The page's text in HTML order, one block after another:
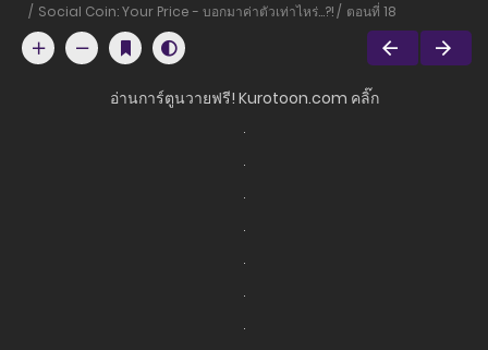
Social Coin: Your Price - บอกมาค่าตัวเท่าไหร่...?!
ตอนที่ 18
อ่านการ์ตูนวายฟรี! Kurotoon.com คลิ๊ก